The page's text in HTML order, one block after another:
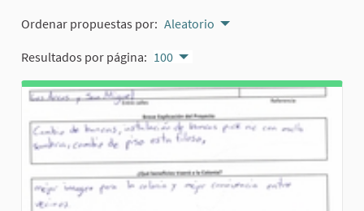
Ordenar propuestas por: Aleatorio
Resultados por página: 100